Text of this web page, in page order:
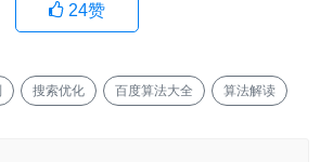
24赞
搜索优化 百度算法大全 算法解读